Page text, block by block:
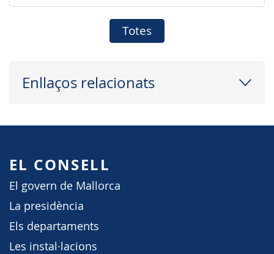
Totes
Enllaços relacionats
EL CONSELL
El govern de Mallorca
La presidència
Els departaments
Les instal·lacions